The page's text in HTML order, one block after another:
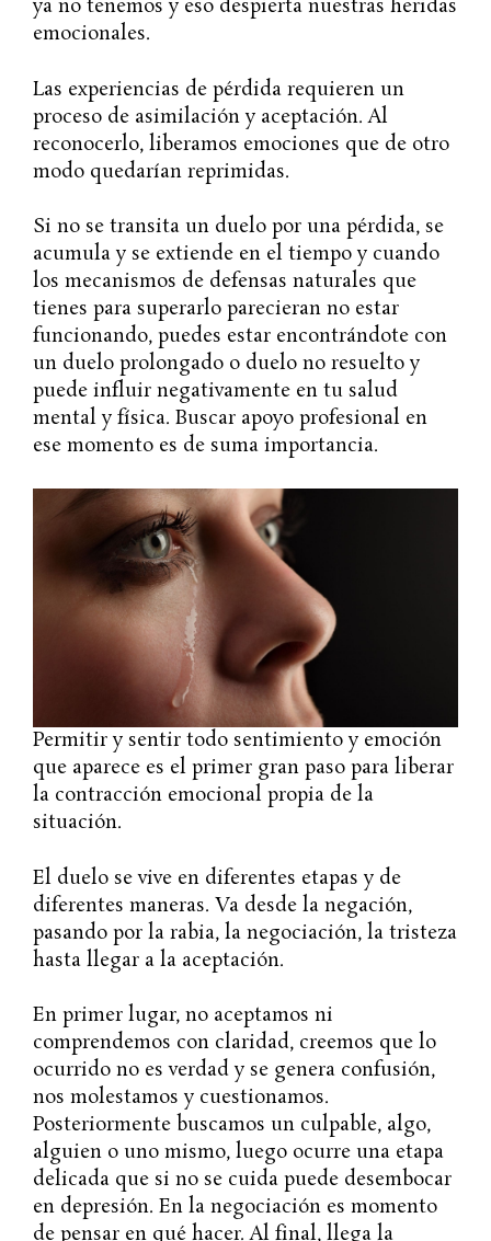
ya no tenemos y eso despierta nuestras heridas
emocionales.
Las experiencias de pérdida requieren un
proceso de asimilación y aceptación. Al
reconocerlo, liberamos emociones que de otro
modo quedarían reprimidas.
Si no se transita un duelo por una pérdida, se
acumula y se extiende en el tiempo y cuando
los mecanismos de defensas naturales que
tienes para superarlo parecieran no estar
funcionando, puedes estar encontrándote con
un duelo prolongado o duelo no resuelto y
puede influir negativamente en tu salud
mental y física. Buscar apoyo profesional en
ese momento es de suma importancia.
Permitir y sentir todo sentimiento y emoción
que aparece es el primer gran paso para liberar
la contracción emocional propia de la
situación.
El duelo se vive en diferentes etapas y de
diferentes maneras. Va desde la negación,
pasando por la rabia, la negociación, la tristeza
hasta llegar a la aceptación.
En primer lugar, no aceptamos ni
comprendemos con claridad, creemos que lo
ocurrido no es verdad y se genera confusión,
nos molestamos y cuestionamos.
Posteriormente buscamos un culpable, algo,
alguien o uno mismo, luego ocurre una etapa
delicada que si no se cuida puede desembocar
en depresión. En la negociación es momento
de pensar en qué hacer. Al final, llega la